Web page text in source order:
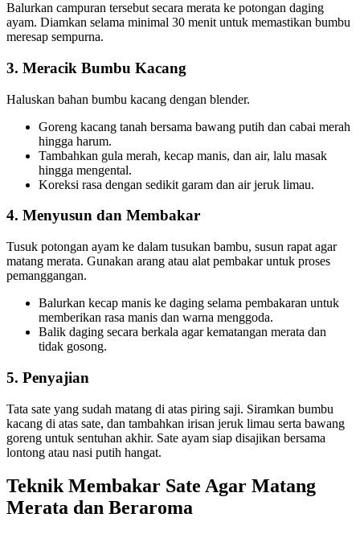
Balurkan campuran tersebut secara merata ke potongan daging
ayam. Diamkan selama minimal 30 menit untuk memastikan bumbu
meresap sempurna.
3. Meracik Bumbu Kacang
Haluskan bahan bumbu kacang dengan blender.
Goreng kacang tanah bersama bawang putih dan cabai merah
hingga harum.
Tambahkan gula merah, kecap manis, dan air, lalu masak
hingga mengental.
Koreksi rasa dengan sedikit garam dan air jeruk limau.
4. Menyusun dan Membakar
Tusuk potongan ayam ke dalam tusukan bambu, susun rapat agar
matang merata. Gunakan arang atau alat pembakar untuk proses
pemanggangan.
Balurkan kecap manis ke daging selama pembakaran untuk
memberikan rasa manis dan warna menggoda.
Balik daging secara berkala agar kematangan merata dan
tidak gosong.
5. Penyajian
Tata sate yang sudah matang di atas piring saji. Siramkan bumbu
kacang di atas sate, dan tambahkan irisan jeruk limau serta bawang
goreng untuk sentuhan akhir. Sate ayam siap disajikan bersama
lontong atau nasi putih hangat.
Teknik Membakar Sate Agar Matang
Merata dan Beraroma